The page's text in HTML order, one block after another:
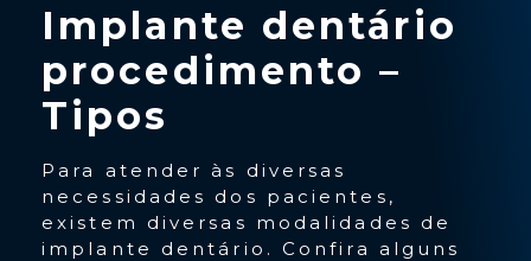
Implante dentário
procedimento –
Tipos
Para atender às diversas
necessidades dos pacientes,
existem diversas modalidades de
implante dentário. Confira alguns